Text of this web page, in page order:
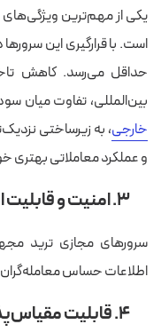
است. با قرارگیری این سرورها
حداقل می‌رسد. کاهش
بین‌المللی، تفاوت میان
خارجی، به زیرساختی
و عملکرد معاملاتی بهتری
۳. امنیت و قابلیت اطمینان
سرورهای مجازی ترید
اطلاعات حساس
۴. قابلیت مقیاس‌پذیری